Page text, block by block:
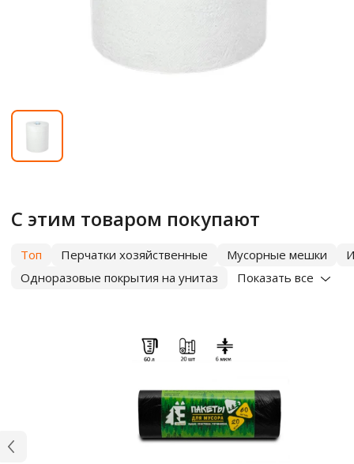
С этим товаром покупают
Топ Перчатки хозяйственные Мусорные мешки
Одноразовые покрытия на унитаз
Показать все